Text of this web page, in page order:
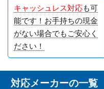
キャッシュレス対応も可
能です！お手持ちの現金
がない場合でもご安心く
ださい！
対応メーカーの一覧